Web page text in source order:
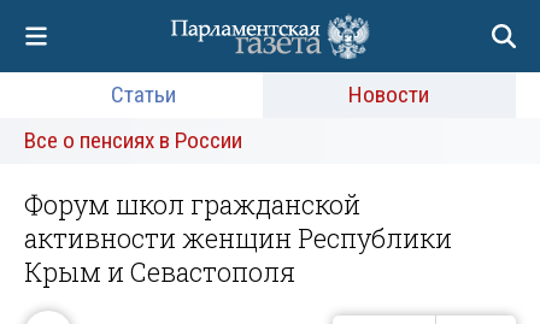
Статьи
Новости
Все о пенсиях в России
Форум школ гражданской
активности женщин Республики
Крым и Севастополя